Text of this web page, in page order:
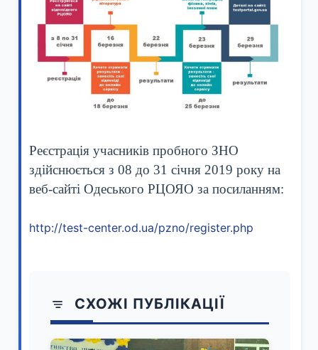
Реєстрація учасників пробного ЗНО
здійснюється з 08 до 31 січня 2019 року на
веб-сайті Одеського РЦОЯО за посиланням:
http://test-center.od.ua/pzno/register.php
СХОЖІ ПУБЛІКАЦІЇ